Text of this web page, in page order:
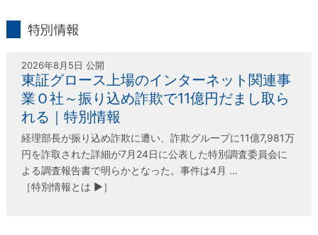
2026年8月5日 公開
東証グロース上場のインターネット関連事
業Ｏ社～振り込め詐欺で11億円だまし取ら
れる｜特別情報
経理部長が振り込め詐欺に遭い、詐欺グループに11億7,981万
円を詐取された詳細が7月24日に公表した特別調査委員会に
よる調査報告書で明らかとなった。事件は4月 …
［特別情報とは ▶］